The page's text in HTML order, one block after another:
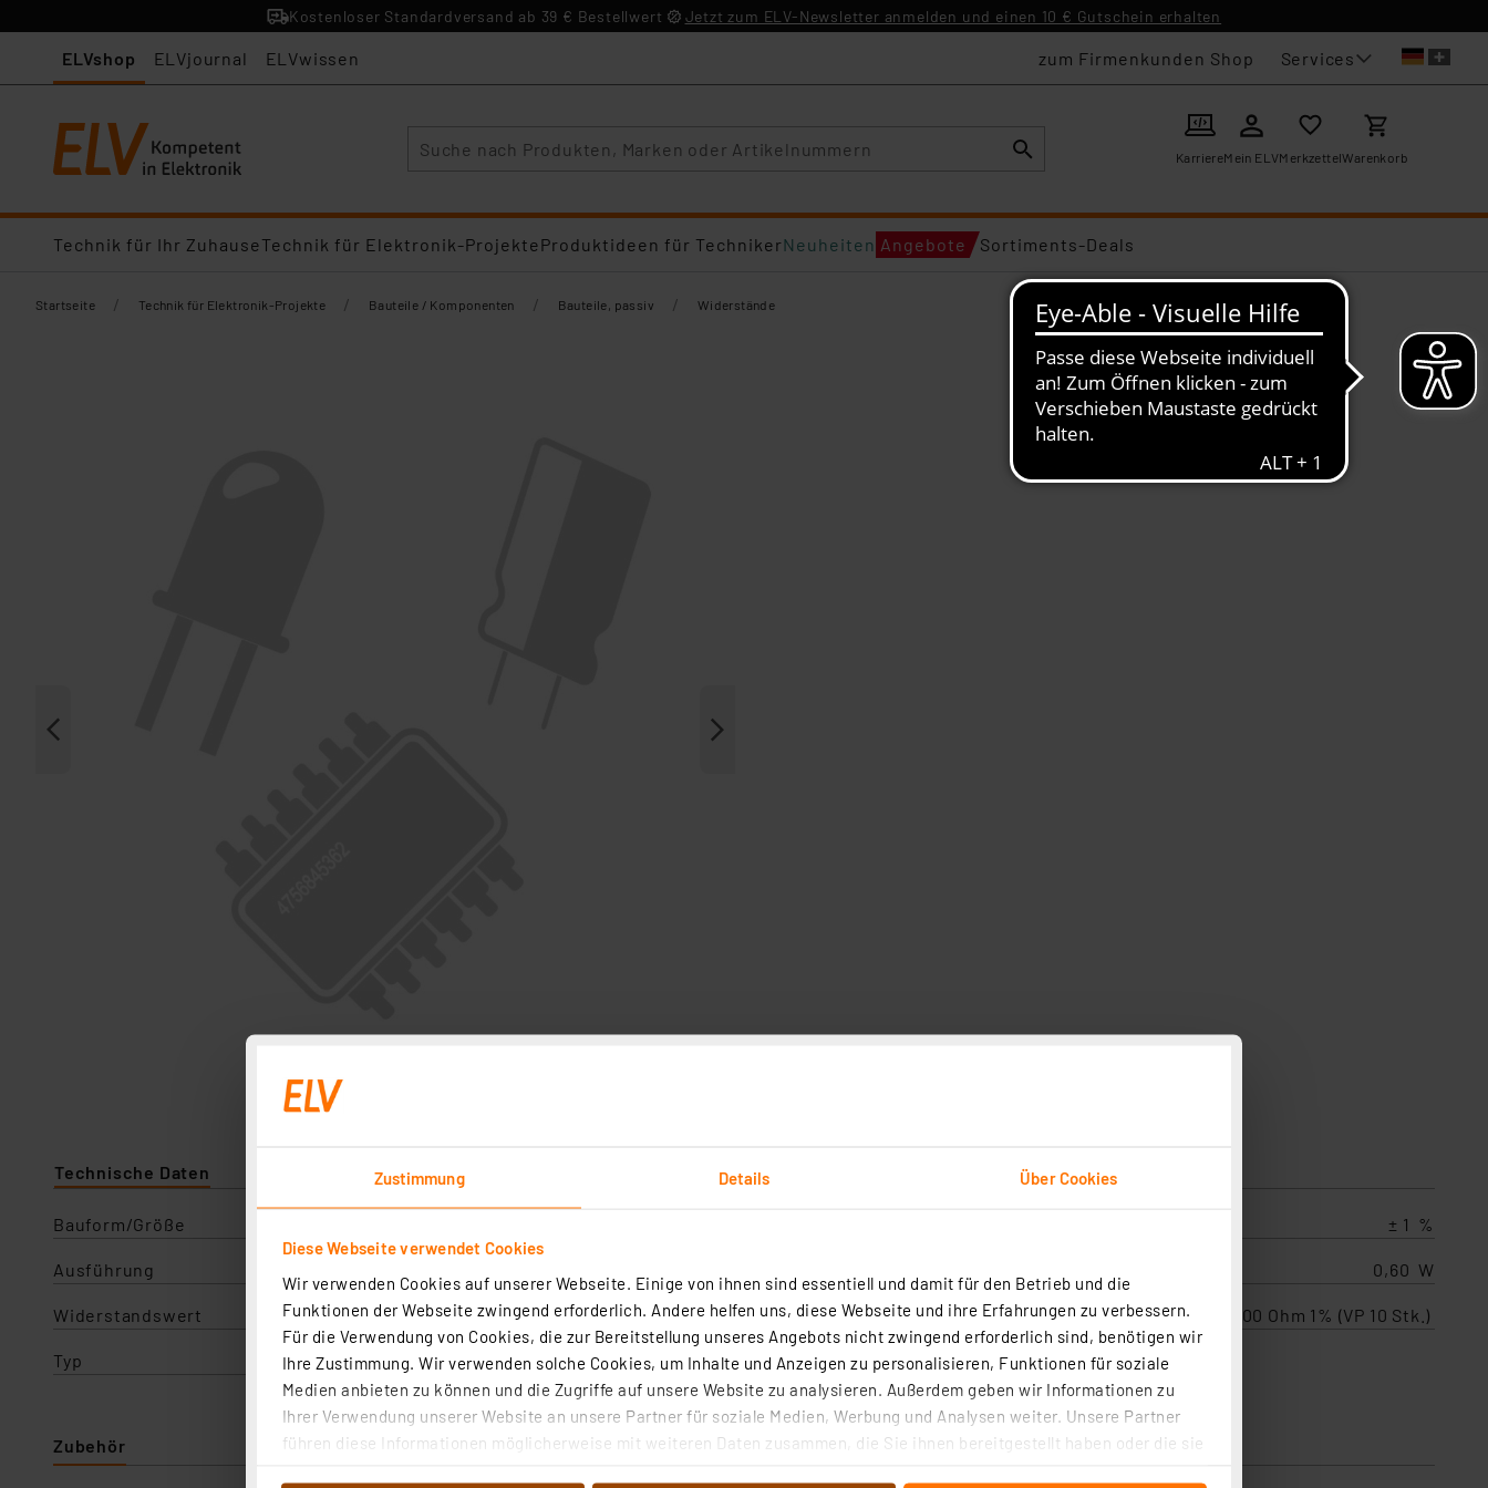
Zustimmung Details Über Cookies
Diese Webseite verwendet Cookies
Wir verwenden Cookies auf unserer Webseite. Einige von ihnen sind essentiell und damit für den Betrieb und die
Funktionen der Webseite zwingend erforderlich. Andere helfen uns, diese Webseite und ihre Erfahrungen zu verbessern.
Für die Verwendung von Cookies, die zur Bereitstellung unseres Angebots nicht zwingend erforderlich sind, benötigen wir
Ihre Zustimmung. Wir verwenden solche Cookies, um Inhalte und Anzeigen zu personalisieren, Funktionen für soziale
Medien anbieten zu können und die Zugriffe auf unsere Website zu analysieren. Außerdem geben wir Informationen zu
Ihrer Verwendung unserer Website an unsere Partner für soziale Medien, Werbung und Analysen weiter. Unsere Partner
führen diese Informationen möglicherweise mit weiteren Daten zusammen, die Sie ihnen bereitgestellt haben oder die sie
Kostenloser Standardversand ab 39 € Bestellwert Jetzt zum ELV-Newsletter anmelden und einen 10 € Gutschein erhalten
ELVshop ELVjournal ELVwissen zum Firmenkunden Shop Services
KarriereMein ELVMerkzettelWarenkorb
Technik für Ihr ZuhauseTechnik für Elektronik-ProjekteProduktideen für TechnikerNeuheiten Angebote Sortiments-Deals
Startseite / Technik für Elektronik-Projekte / Bauteile / Komponenten / Bauteile, passiv / Widerstände
Technische Daten Angaben zur Produktsicherheit
Bauform/Größe ± 1 %
Ausführung 0,60 W
Widerstandswert 100 Ohm Bezeichnung Metallfilmwiderstand 100 Ohm 1% (VP 10 Stk.)
Typ Metallfilmwiderstand
Zubehör